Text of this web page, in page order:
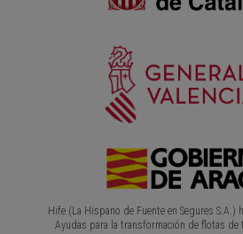
Hife (La Hispano de Fuente en Segures S.A.)
Ayudas para la transformación de flotas